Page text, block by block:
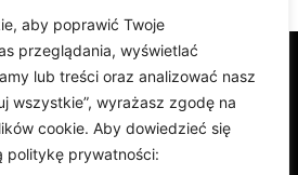
aby poprawić Twoje
przeglądania, wyświetlać
lub treści oraz analizować nasz
wszystkie”, wyrażasz zgodę na
cookie. Aby dowiedzieć się
politykę prywatności:
MARKETINGOWA © 2025 | ALL
RESERVED
PRYWATNOŚCI